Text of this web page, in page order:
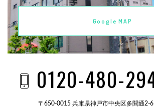
Google MAP
0120-480-
〒650-0015 兵庫県神戸市中央区多聞通2-